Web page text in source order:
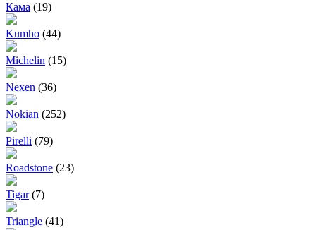
Кама (19)
Kumho (44)
Michelin (15)
Nexen (36)
Nokian (252)
Pirelli (79)
Roadstone (23)
Tigar (7)
Triangle (41)